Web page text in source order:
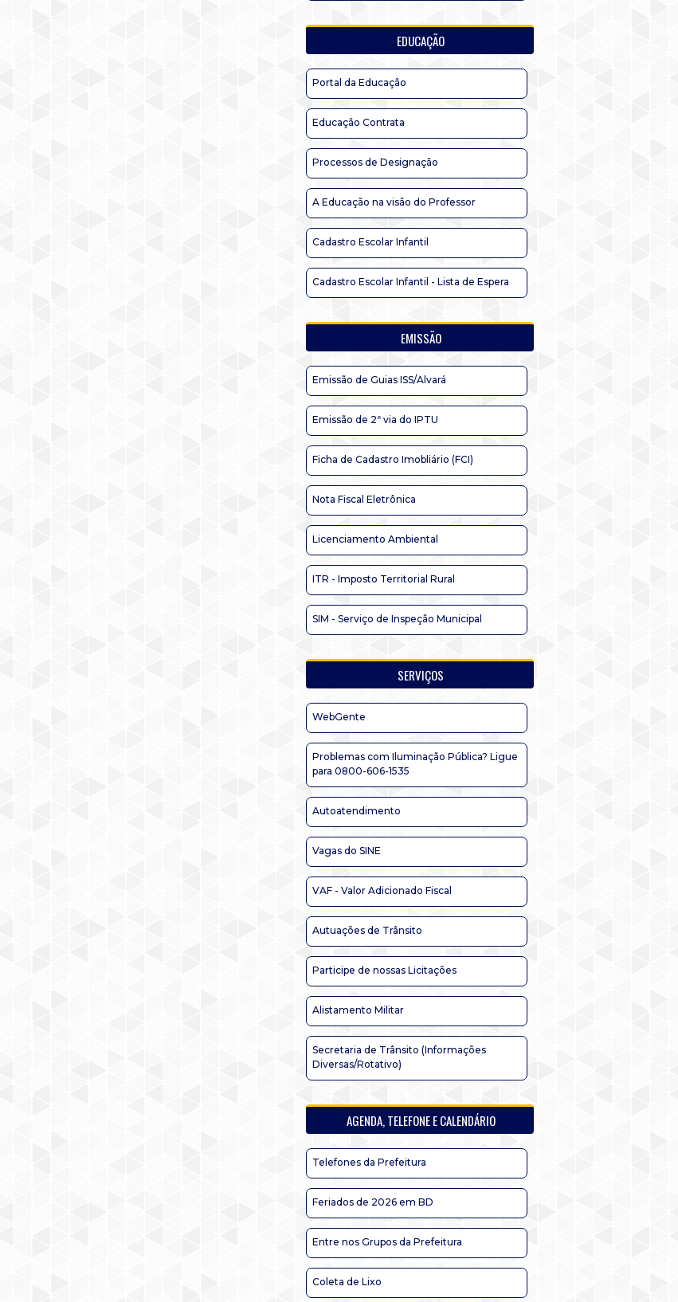
EDUCAÇÃO
Portal da Educação
Educação Contrata
Processos de Designação
A Educação na visão do Professor
Cadastro Escolar Infantil
Cadastro Escolar Infantil - Lista de Espera
EMISSÃO
Emissão de Guias ISS/Alvará
Emissão de 2ª via do IPTU
Ficha de Cadastro Imobliário (FCI)
Nota Fiscal Eletrônica
Licenciamento Ambiental
ITR - Imposto Territorial Rural
SIM - Serviço de Inspeção Municipal
SERVIÇOS
WebGente
Problemas com Iluminação Pública? Ligue
para 0800-606-1535
Autoatendimento
Vagas do SINE
VAF - Valor Adicionado Fiscal
Autuações de Trânsito
Participe de nossas Licitações
Alistamento Militar
Secretaria de Trânsito (Informações
Diversas/Rotativo)
AGENDA, TELEFONE E CALENDÁRIO
Telefones da Prefeitura
Feriados de 2026 em BD
Entre nos Grupos da Prefeitura
Coleta de Lixo